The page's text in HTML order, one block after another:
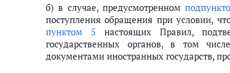
б) в случае, предусмотренном
поступления обращения при условии,
пунктом 5 настоящих Правил,
государственных органов, в том
документами иностранных государств,